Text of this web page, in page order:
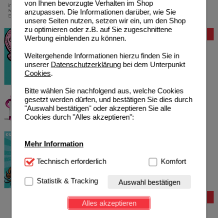
von Ihnen bevorzugte Verhalten im Shop
anzupassen. Die Informationen darüber, wie Sie
unsere Seiten nutzen, setzen wir ein, um den Shop
zu optimieren oder z.B. auf Sie zugeschnittene
Werbung einblenden zu können.
Weitergehende Informationen hierzu finden Sie in
unserer Datenschutzerklärungbei dem Unterpunkt
Cookies.
Bitte wählen Sie nachfolgend aus, welche Cookies
gesetzt werden dürfen, und bestätigen Sie dies durch
"Auswahl bestätigen" oder akzeptieren Sie alle
Cookies durch "Alles akzeptieren":
Mehr Information
Technisch Notwendig:Hierbei handelt es sich um
Website notwendig sind (z.B. Navigation, Warenkorb,
Kundenkonto), weshalb auf diese nicht verzichtet
werden kann.
Technisch erforderlich Komfort
Statistik & Tracking Auswahl bestätigen
Alles akzeptieren
innerhalb Deutschlands bei einem
Mindestbestellwert von 13,99 Euro oder bei
Einsendung eines Kassenrezeptes
Bewertung
Bestellung
Hilfe zur Anmeldung